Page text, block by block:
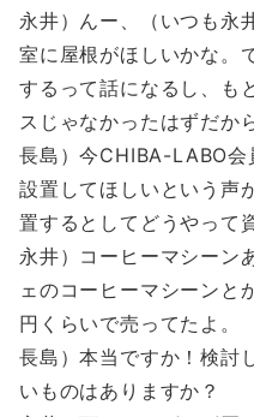
永井）んー、（いつも永
室に屋根がほしいかな。
するって話になるし、も
スじゃなかったはずだか
長島）今CHIBA-LABO会
設置してほしいという声
置するとしてどうやって
永井）コーヒーマシーン
ェのコーヒーマシーンと
円くらいで売ってたよ。
長島）本当ですか！検討
いものはありますか？